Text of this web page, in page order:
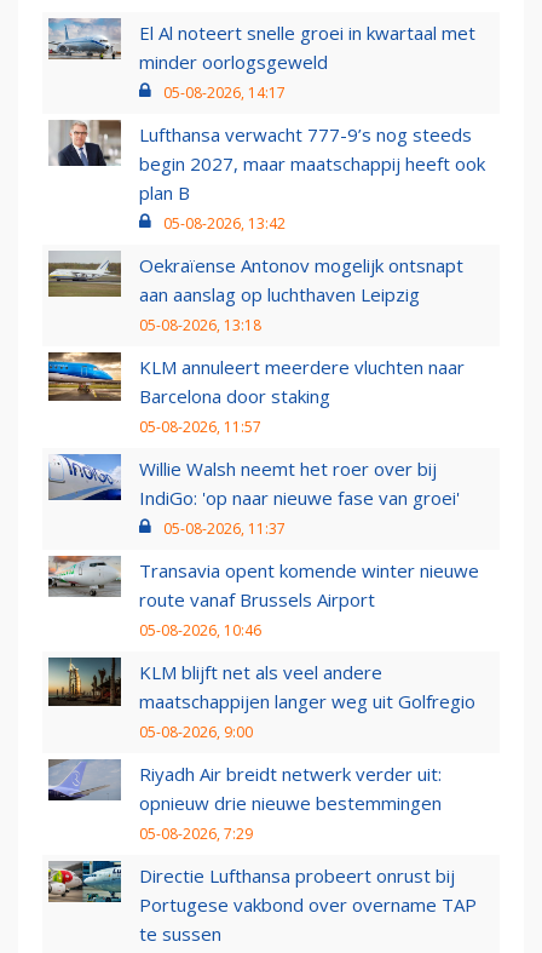
El Al noteert snelle groei in kwartaal met
minder oorlogsgeweld
05-08-2026, 14:17
Lufthansa verwacht 777-9’s nog steeds
begin 2027, maar maatschappij heeft ook
plan B
05-08-2026, 13:42
Oekraïense Antonov mogelijk ontsnapt
aan aanslag op luchthaven Leipzig
05-08-2026, 13:18
KLM annuleert meerdere vluchten naar
Barcelona door staking
05-08-2026, 11:57
Willie Walsh neemt het roer over bij
IndiGo: 'op naar nieuwe fase van groei'
05-08-2026, 11:37
Transavia opent komende winter nieuwe
route vanaf Brussels Airport
05-08-2026, 10:46
KLM blijft net als veel andere
maatschappijen langer weg uit Golfregio
05-08-2026, 9:00
Riyadh Air breidt netwerk verder uit:
opnieuw drie nieuwe bestemmingen
05-08-2026, 7:29
Directie Lufthansa probeert onrust bij
Portugese vakbond over overname TAP
te sussen